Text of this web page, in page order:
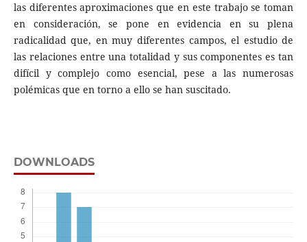
las diferentes aproximaciones que en este trabajo se toman
en consideración, se pone en evidencia en su plena
radicalidad que, en muy diferentes campos, el estudio de
las relaciones entre una totalidad y sus componentes es tan
difícil y complejo como esencial, pese a las numerosas
polémicas que en torno a ello se han suscitado.
DOWNLOADS